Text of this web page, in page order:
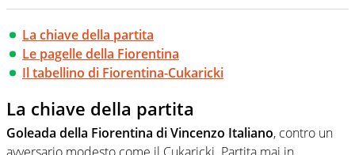
La chiave della partita
Le pagelle della Fiorentina
Il tabellino di Fiorentina-Cukaricki
La chiave della partita
Goleada della Fiorentina di Vincenzo Italiano, contro un